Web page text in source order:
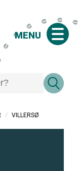
MENU
/ VILLERSØ